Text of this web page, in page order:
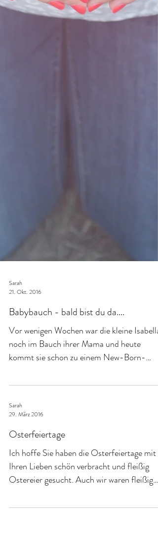
21. Okt. 2016
Babybauch - bald bist du da....
Vor wenigen Wochen war die kleine Isabella
noch im Bauch ihrer Mama und heute
Shooting zu mir. Seid...
29. März 2016
Osterfeiertage
Ich hoffe Sie haben die Osterfeiertage mit
Ihren Lieben schön verbracht und fleißig
und haben...